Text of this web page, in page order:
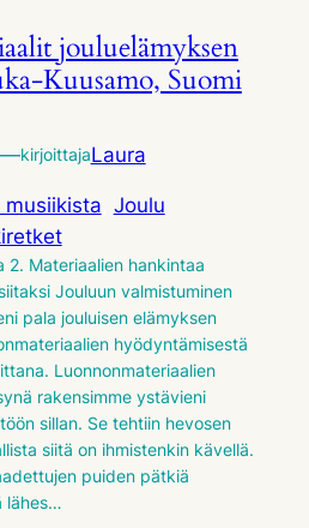
jouluelämyksen
Kuusamo, Suomi
—kirjoittajaLaura
Joulu
2. Materiaalien hankintaa
Jouluun valmistuminen
pala jouluisen elämyksen
hyödyntämisestä
Luonnonmateriaalien
rakensimme ystävieni
sillan. Se tehtiin hevosen
siitä on ihmistenkin kävellä.
puiden pätkiä
lähes…